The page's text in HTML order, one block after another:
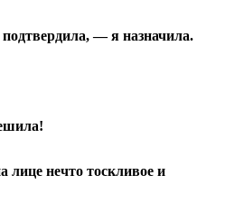
— я назначила.
лице нечто тоскливое и